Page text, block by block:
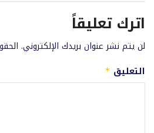
اترك تعليقاً
لن يتم نشر عنوان بريدك الإلكتروني.
التعليق *